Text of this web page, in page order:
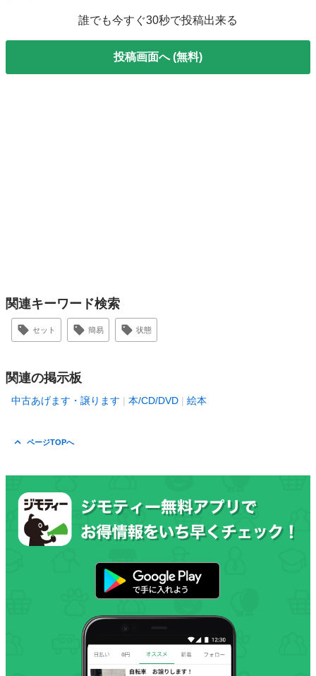
誰でも今すぐ30秒で投稿出来る
投稿画面へ (無料)
関連キーワード検索
セット 簡易 状態
関連の掲示板
中古あげます・譲ります 本/CD/DVD 絵本
ページTOPへ